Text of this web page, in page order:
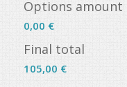
Options amount
0,00 €
Final total
105,00 €